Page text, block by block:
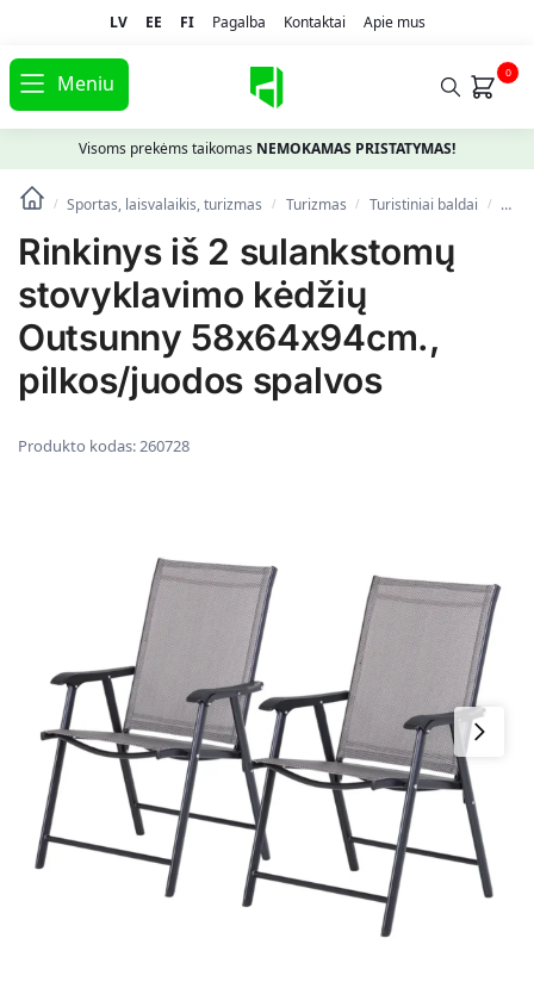
LV EE FI Pagalba Kontaktai Apie mus
Meniu 0
Visoms prekėms taikomas NEMOKAMAS PRISTATYMAS!
/ Sportas, laisvalaikis, turizmas / Turizmas / Turistiniai baldai /
Rinkinys iš 2 sulankstomų
stovyklavimo kėdžių
Outsunny 58x64x94cm.,
pilkos/juodos spalvos
Produkto kodas:260728